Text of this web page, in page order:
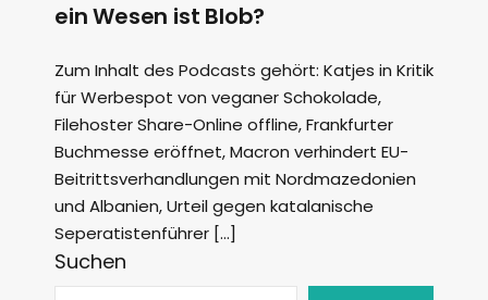
ein Wesen ist Blob?
Zum Inhalt des Podcasts gehört: Katjes in Kritik
für Werbespot von veganer Schokolade,
Filehoster Share-Online offline, Frankfurter
Buchmesse eröffnet, Macron verhindert EU-
Beitrittsverhandlungen mit Nordmazedonien
und Albanien, Urteil gegen katalanische
Seperatistenführer […]
Suchen